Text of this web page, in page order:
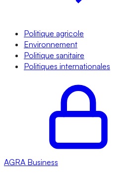
Politique agricole
Environnement
Politique sanitaire
Politiques internationales
AGRA Business